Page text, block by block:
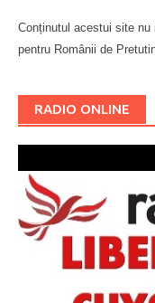
Conținutul acestui site nu
pentru Românii de
RADIO ONLINE